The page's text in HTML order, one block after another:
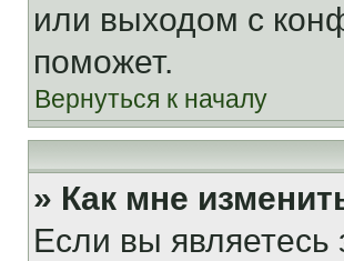
или выходом с
поможет.
Вернуться к началу
» Как мне
Если вы являетесь